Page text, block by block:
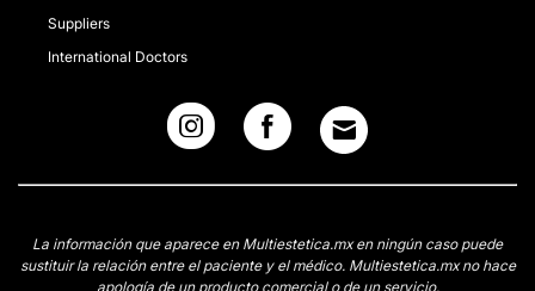
Suppliers
International Doctors
La información que aparece en Multiestetica.mx en ningún caso puede
sustituir la relación entre el paciente y el médico. Multiestetica.mx no hace
apología de un producto comercial o de un servicio.